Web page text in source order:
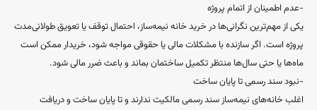
-عدم اطمینان از اتمام پروژه
یکی از مهم‌ترین نگرانی‌ها در خرید خانه نیمه‌ساز، احتمال توقف یا تعویق طولانی‌مدت
پروژه است. اگر سازنده با مشکلات مالی یا حقوقی مواجه شود، خریدار ممکن است
ماه‌ها یا حتی سال‌ها منتظر تکمیل ساختمان بماند و باعث ضرر مالی شود.
-نبود سند رسمی تا پایان ساخت
اغلب خانه‌های نیمه‌ساز سند رسمی مالکیت ندارند و تا پایان ساخت و دریافت